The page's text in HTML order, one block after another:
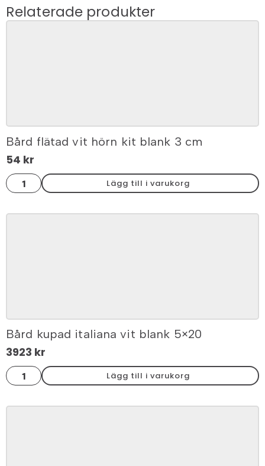
Relaterade produkter
Bård flätad vit hörn kit blank 3 cm
54 kr
Bård
flätad
vit
kit
Lägg till i varukorg
Bård kupad italiana vit blank 5×20
3923 kr
Bård
kupad
italiana
blank
Lägg till i varukorg